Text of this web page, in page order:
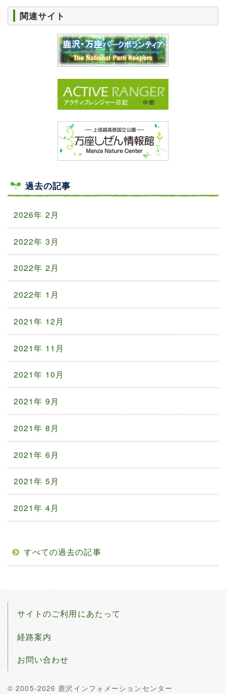
関連サイト
過去の記事
2026年 2月
2022年 3月
2022年 2月
2022年 1月
2021年 12月
2021年 11月
2021年 10月
2021年 9月
2021年 8月
2021年 6月
2021年 5月
2021年 4月
すべての過去の記事
サイトのご利用にあたって
経路案内
お問い合わせ
© 2005-2026 鹿沢インフォメーションセンター